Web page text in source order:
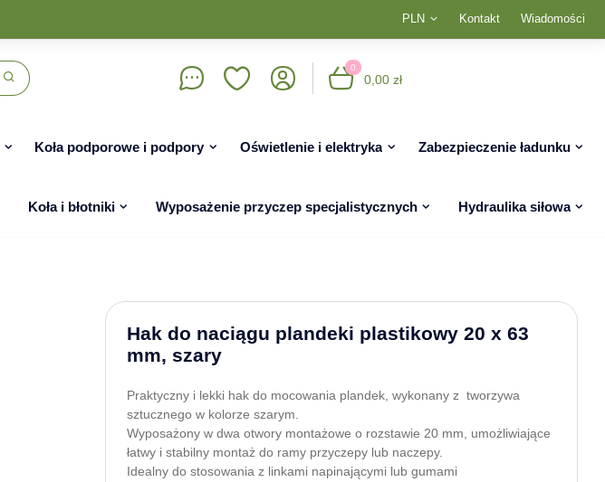
PLN Kontakt Wiadomości
0
0,00 zł
Koła podporowe i podpory Oświetlenie i elektryka Zabezpieczenie ładunku
Koła i błotniki Wyposażenie przyczep specjalistycznych Hydraulika siłowa
Hak do naciągu plandeki plastikowy 20 x 63
mm, szary
Praktyczny i lekki hak do mocowania plandek, wykonany z tworzywa
sztucznego w kolorze szarym.
Wyposażony w dwa otwory montażowe o rozstawie 20 mm, umożliwiające
łatwy i stabilny montaż do ramy przyczepy lub naczepy.
Idealny do stosowania z linkami napinającymi lub gumami